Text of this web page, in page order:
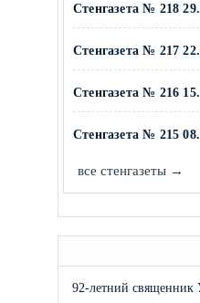
Стенгазета № 218
Стенгазета № 217
Стенгазета № 216
Стенгазета № 215
все стенгазеты →
92-летний